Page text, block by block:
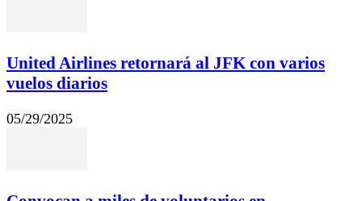
United Airlines retornará al JFK con varios
vuelos diarios
05/29/2025